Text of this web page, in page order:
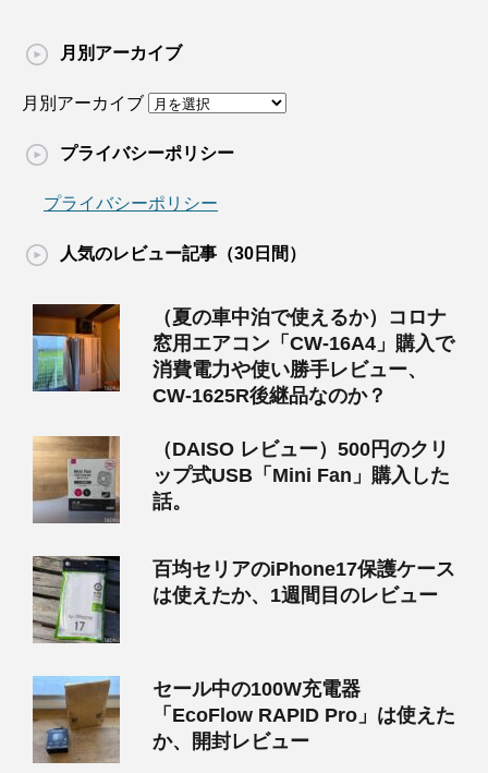
月別アーカイブ
月別アーカイブ
プライバシーポリシー
プライバシーポリシー
人気のレビュー記事（30日間）
（夏の車中泊で使えるか）コロナ
窓用エアコン「CW-16A4」購入で
消費電力や使い勝手レビュー、
CW-1625R後継品なのか？
（DAISO レビュー）500円のクリ
ップ式USB「Mini Fan」購入した
話。
百均セリアのiPhone17保護ケース
は使えたか、1週間目のレビュー
セール中の100W充電器
「EcoFlow RAPID Pro」は使えた
か、開封レビュー